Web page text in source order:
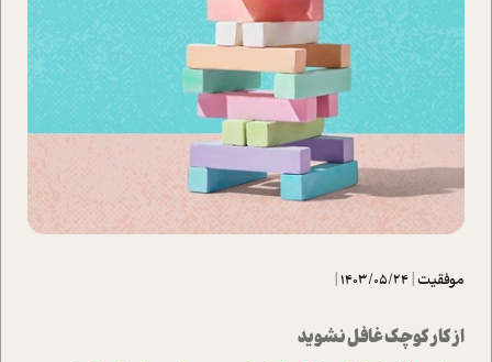
موفقیت|
1403/05/24
|
از کار کوچک غافل نشوید